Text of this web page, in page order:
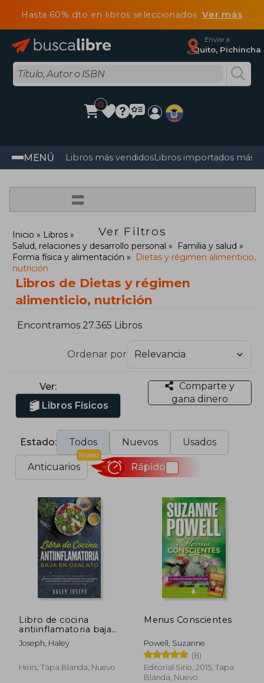
Hasta 60% dto en libros seleccionadosVer más
Enviar a
Quito, Pichincha
0
MENÚ Libros más vendidosLibros importados más
=
Ver Filtros
Inicio
Libros
Salud, relaciones y desarrollo personal
Familia y salud
Forma física y alimentación
Dietas y régimen alimenticio,
nutrición
Libros de Dietas y régimen
alimenticio, nutrición
Encontramos 27.365 Libros
Ordenar por
Ver:
Libros Físicos
Comparte y
gana dinero
Estado: Todos Nuevos Usados
Anticuarios
Nuevo
Rápido
Libro de cocina
antiinflamatoria baja
en oxalatos
Joseph, Haley
Heirs, Tapa Blanda, Nuevo
Menus Conscientes
Powell, Suzanne
(8)
Editorial Sirio, 2015, Tapa
Blanda, Nuevo